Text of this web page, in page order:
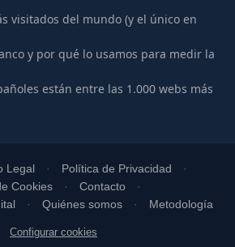
visitados del mundo (y el único en
y por qué lo usamos para medir la
están entre las 1.000 webs más
Legal
Política de Privacidad
Cookies
Contacto
Quiénes somos Metodología
Configurar cookies